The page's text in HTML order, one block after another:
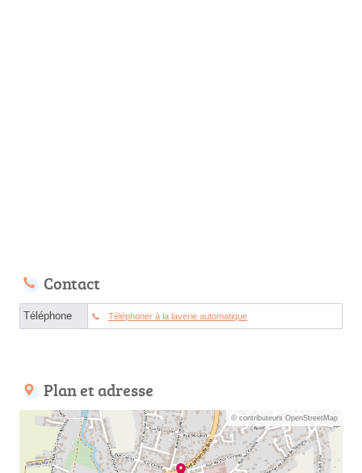
Contact
Téléphone Téléphoner à la laverie automatique
Plan et adresse
© contributeurs OpenStreetMap